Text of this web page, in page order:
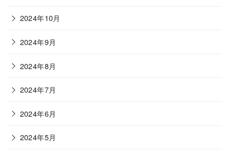
2024年10月
2024年9月
2024年8月
2024年7月
2024年6月
2024年5月